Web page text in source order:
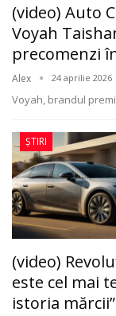
(video) Auto
Voyah
precomenzi
Alex 24 aprilie 2026
Voyah, brandul
ȘTIRI
(video)
este cel mai
istoria mărcii”